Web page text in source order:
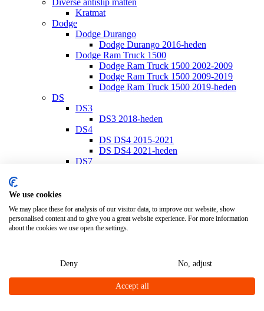
Diverse antislip matten
Kratmat
Dodge
Dodge Durango
Dodge Durango 2016-heden
Dodge Ram Truck 1500
Dodge Ram Truck 1500 2002-2009
Dodge Ram Truck 1500 2009-2019
Dodge Ram Truck 1500 2019-heden
DS
DS3
DS3 2018-heden
DS4
DS DS4 2015-2021
DS DS4 2021-heden
DS7
Ferrari California T 2014-2017
Ferrari Portofino
Ferrari Portofino 2018-heden
Fiat 500/500 C 2007-heden
Fiat 500E 2020-heden
Fiat 500L 2013-heden
We use cookies
We may place these for analysis of our visitor data, to improve our website, show
personalised content and to give you a great website experience. For more information
about the cookies we use open the settings.
Deny No, adjust
Accept all